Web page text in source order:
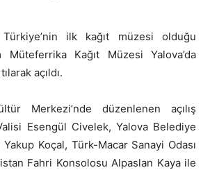
Türkiye’nin ilk kağıt müzesi olduğu
Kağıt Müzesi Yalova’da
açıldı.
Merkezi’nde düzenlenen açılış
Esengül Civelek, Yalova Belediye
Koçal, Türk-Macar Sanayi Odası
Fahri Konsolosu Alpaslan Kaya ile